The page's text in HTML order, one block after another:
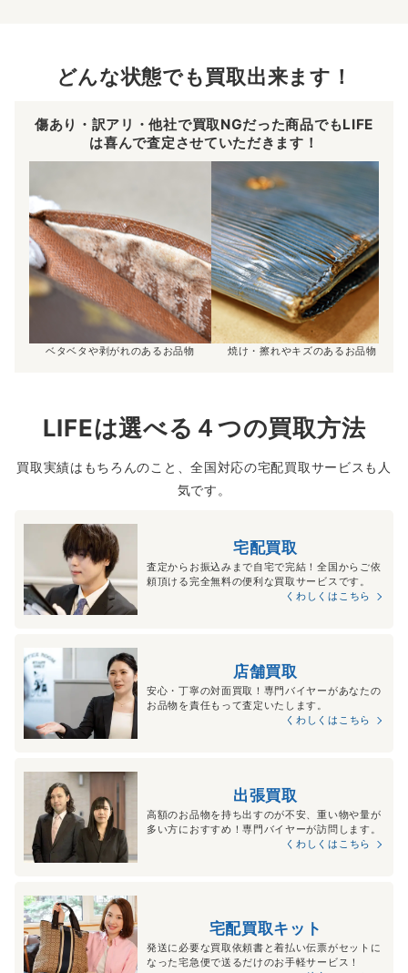
どんな状態でも買取出来ます！
傷あり・訳アリ・他社で買取NGだった商品でもLIFE
は喜んで査定させていただきます！
ベタベタや剥がれのあるお品物 焼け・擦れやキズのあるお品物
LIFEは選べる４つの買取方法
買取実績はもちろんのこと、全国対応の宅配買取サービスも人
気です。
宅配買取
査定からお振込みまで自宅で完結！全国からご依
頼頂ける完全無料の便利な買取サービスです。
くわしくはこちら
店舗買取
安心・丁寧の対面買取！専門バイヤーがあなたの
お品物を責任もって査定いたします。
くわしくはこちら
出張買取
高額のお品物を持ち出すのが不安、重い物や量が
多い方におすすめ！専門バイヤーが訪問します。
くわしくはこちら
宅配買取キット
発送に必要な買取依頼書と着払い伝票がセットに
なった宅急便で送るだけのお手軽サービス！